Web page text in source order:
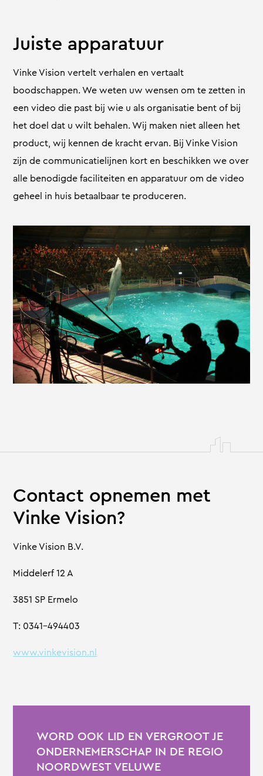
Juiste apparatuur
Vinke Vision vertelt verhalen en vertaalt
boodschappen. We weten uw wensen om te zetten in
een video die past bij wie u als organisatie bent of bij
het doel dat u wilt behalen. Wij maken niet alleen het
product, wij kennen de kracht ervan. Bij Vinke Vision
zijn de communicatielijnen kort en beschikken we over
alle benodigde faciliteiten en apparatuur om de video
geheel in huis betaalbaar te produceren.
Contact opnemen met
Vinke Vision?
Vinke Vision B.V.
Middelerf 12 A
3851 SP Ermelo
T: 0341-494403
www.vinkevision.nl
WORD OOK LID EN VERGROOT JE
ONDERNEMERSCHAP IN DE REGIO
NOORDWEST VELUWE